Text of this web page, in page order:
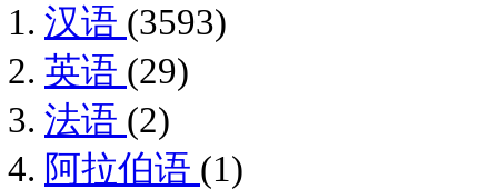
汉语 (3593)
英语 (29)
法语 (2)
阿拉伯语 (1)